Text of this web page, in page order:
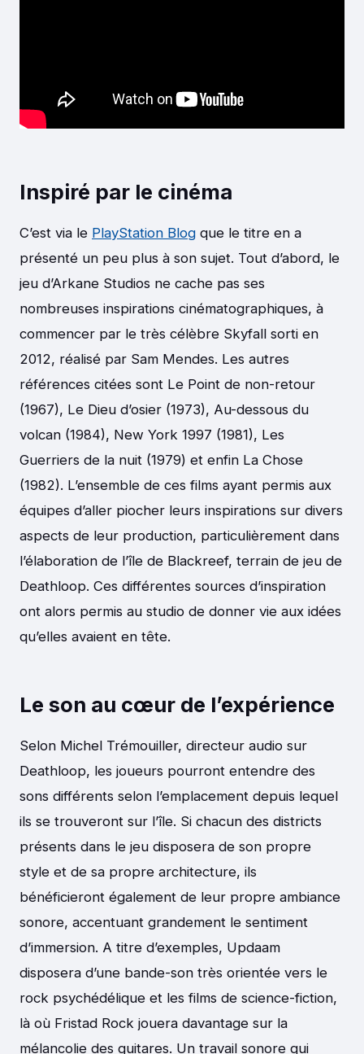
Inspiré par le cinéma
C’est via le PlayStation Blog que le titre en a
présenté un peu plus à son sujet. Tout d’abord, le
jeu d’Arkane Studios ne cache pas ses
nombreuses inspirations cinématographiques, à
commencer par le très célèbre Skyfall sorti en
2012, réalisé par Sam Mendes. Les autres
références citées sont Le Point de non-retour
(1967), Le Dieu d’osier (1973), Au-dessous du
volcan (1984), New York 1997 (1981), Les
Guerriers de la nuit (1979) et enfin La Chose
(1982). L’ensemble de ces films ayant permis aux
équipes d’aller piocher leurs inspirations sur divers
aspects de leur production, particulièrement dans
l’élaboration de l’île de Blackreef, terrain de jeu de
Deathloop. Ces différentes sources d’inspiration
ont alors permis au studio de donner vie aux idées
qu’elles avaient en tête.
Le son au cœur de l’expérience
Selon Michel Trémouiller, directeur audio sur
Deathloop, les joueurs pourront entendre des
sons différents selon l’emplacement depuis lequel
ils se trouveront sur l’île. Si chacun des districts
présents dans le jeu disposera de son propre
style et de sa propre architecture, ils
bénéficieront également de leur propre ambiance
sonore, accentuant grandement le sentiment
d’immersion. A titre d’exemples, Updaam
disposera d’une bande-son très orientée vers le
rock psychédélique et les films de science-fiction,
là où Fristad Rock jouera davantage sur la
mélancolie des guitares. Un travail sonore qui